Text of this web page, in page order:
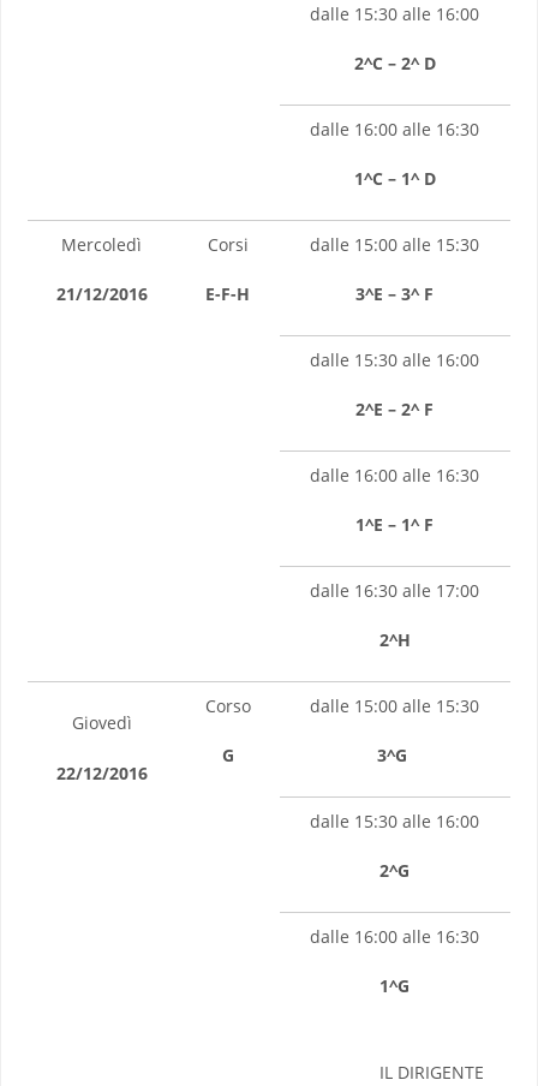
dalle 15:30 alle 16:00
2^C – 2^ D
dalle 16:00 alle 16:30
1^C – 1^ D
Mercoledì
21/12/2016
Corsi
E-F-H
dalle 15:00 alle 15:30
3^E – 3^ F
dalle 15:30 alle 16:00
2^E – 2^ F
dalle 16:00 alle 16:30
1^E – 1^ F
dalle 16:30 alle 17:00
2^H
Giovedì
22/12/2016
Corso
G
dalle 15:00 alle 15:30
3^G
dalle 15:30 alle 16:00
2^G
dalle 16:00 alle 16:30
1^G
IL DIRIGENTE